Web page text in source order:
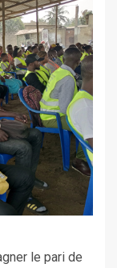
le pari de